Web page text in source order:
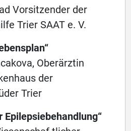
Vorsitzender der
Trier SAAT e. V.
Oberärztin
der
Trier
Epilepsiebehandlung“